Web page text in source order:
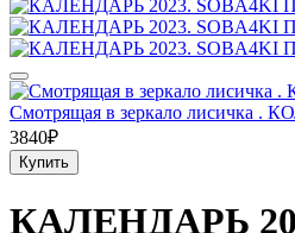
Смотрящая в зеркало
3840₽
Купить
КАЛЕНДАРЬ